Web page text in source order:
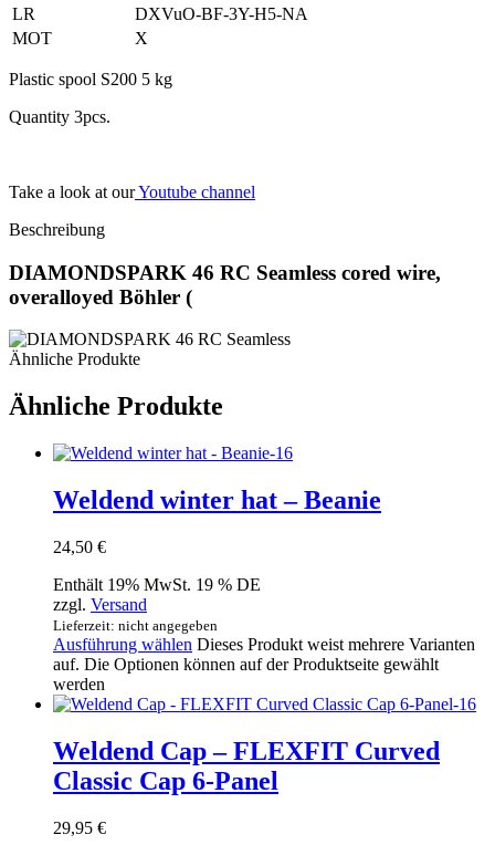
LR
DXVuO-BF-3Y-H5-NA
MOT
X
Plastic spool S200 5 kg
Quantity 3pcs.
Take a look at ourYoutube channel
Beschreibung
DIAMONDSPARK 46 RC Seamless cored wire,
overalloyed Böhler (
Ähnliche Produkte
Ähnliche Produkte
Weldend winter hat – Beanie
24,50 €
Enthält 19% MwSt. 19 % DE
zzgl. Versand
Lieferzeit: nicht angegeben
Ausführung wählen Dieses Produkt weist mehrere Varianten
auf. Die Optionen können auf der Produktseite gewählt
werden
Weldend Cap – FLEXFIT Curved
Classic Cap 6-Panel
29,95 €